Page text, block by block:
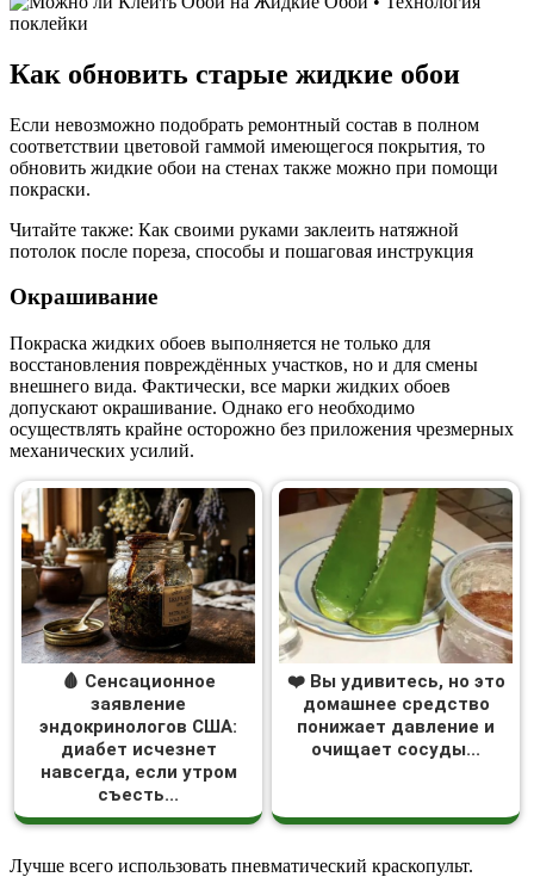
Как обновить старые жидкие обои
Если невозможно подобрать ремонтный состав в полном
соответствии цветовой гаммой имеющегося покрытия, то
обновить жидкие обои на стенах также можно при помощи
покраски.
Читайте также: Как своими руками заклеить натяжной
потолок после пореза, способы и пошаговая инструкция
Окрашивание
Покраска жидких обоев выполняется не только для
восстановления повреждённых участков, но и для смены
внешнего вида. Фактически, все марки жидких обоев
допускают окрашивание. Однако его необходимо
осуществлять крайне осторожно без приложения чрезмерных
механических усилий.
🩸 Сенсационное
заявление
эндокринологов США:
диабет исчезнет
навсегда, если утром
съесть...
❤️ Вы удивитесь, но это
домашнее средство
понижает давление и
очищает сосуды...
Лучше всего использовать пневматический краскопульт.